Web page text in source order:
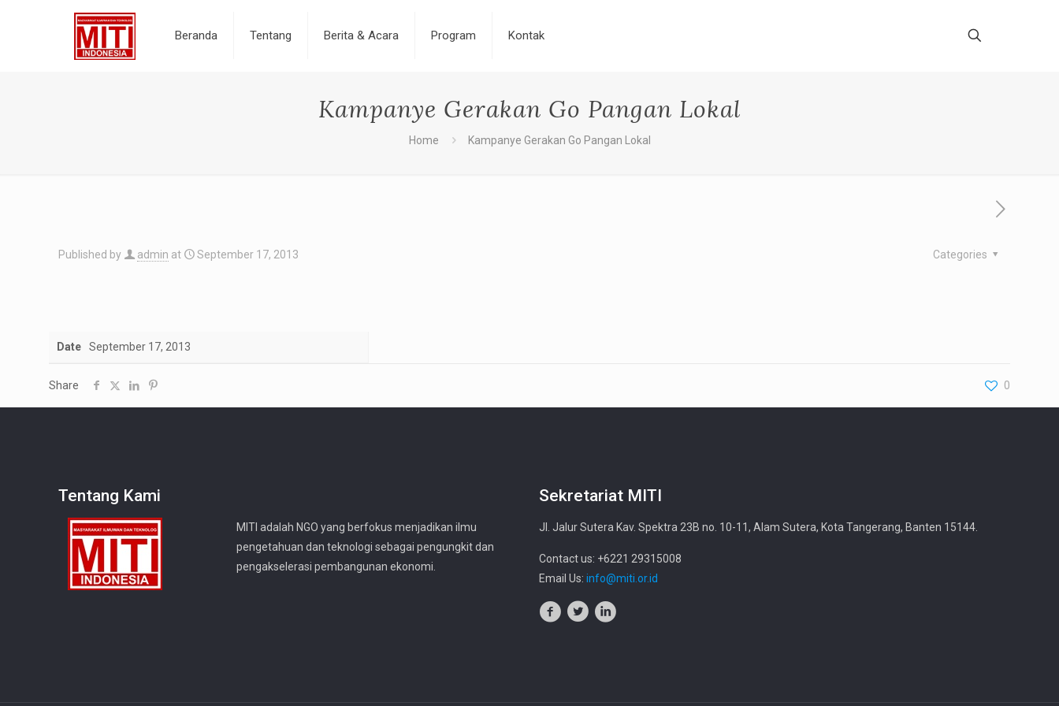
Beranda Tentang Berita & Acara Program Kontak
Kampanye Gerakan Go Pangan Lokal
Home Kampanye Gerakan Go Pangan Lokal
Published by admin at September 17, 2013 Categories
Date September 17, 2013
Share 0
Tentang Kami
MITI adalah NGO yang berfokus menjadikan ilmu
pengetahuan dan teknologi sebagai pengungkit dan
pengakselerasi pembangunan ekonomi.
Sekretariat MITI
Jl. Jalur Sutera Kav. Spektra 23B no. 10-11, Alam Sutera, Kota Tangerang, Banten 15144.
Contact us: +6221 29315008
Email Us: info@miti.or.id